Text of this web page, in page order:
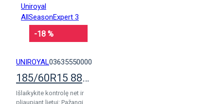
-18 %
UNIROYAL03635550000
185/60R15 88H Uniroyal AllSeasonExpert 3
Išlaikykite kontrolę net ir
pliaupiant lietui: Pažangi